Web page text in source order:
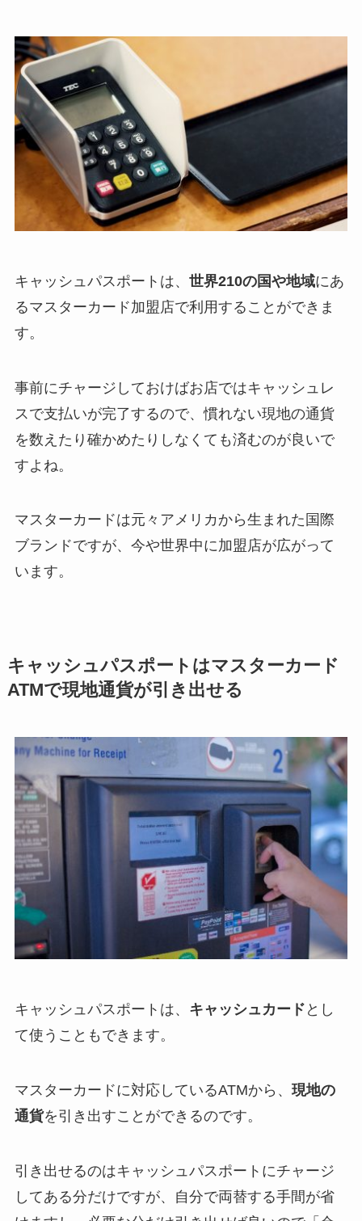
キャッシュパスポートは、 世界210の国や地域にあ
るマスターカード加盟店で利用することができま
す。
事前にチャージしておけばお店ではキャッシュレ
スで支払いが完了するので、慣れない現地の通貨
を数えたり確かめたりしなくても済むのが良いで
すよね。
マスターカードは元々アメリカから生まれた国際
ブランドですが、今や世界中に加盟店が広がって
います。
キャッシュパスポートはマスターカード
ATMで現地通貨が引き出せる
キャッシュパスポートは、 キャッシュカード とし
て使うこともできます。
マスターカードに対応しているATMから、 現地の
通貨を引き出すことができるのです。
引き出せるのはキャッシュパスポートにチャージ
してある分だけですが、自分で両替する手間が省